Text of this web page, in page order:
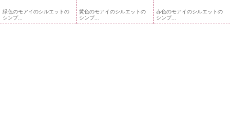
緑色のモアイのシルエットの
シンプ...
黄色のモアイのシルエットの
シンプ...
赤色のモアイのシルエットの
シンプ...